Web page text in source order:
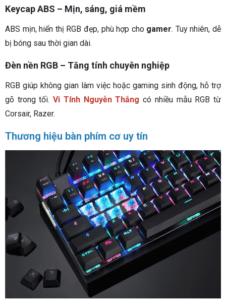
Keycap ABS – Mịn, sáng, giá mềm
ABS mịn, hiển thị RGB đẹp, phù hợp cho gamer. Tuy nhiên, dễ
bị bóng sau thời gian dài.
Đèn nền RGB – Tăng tính chuyên nghiệp
RGB giúp không gian làm việc hoặc gaming sinh động, hỗ trợ
gõ trong tối.Vi Tính Nguyễn Thắng có nhiều mẫu RGB từ
Corsair, Razer.
Thương hiệu bàn phím cơ uy tín